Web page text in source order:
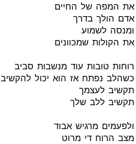
את המפה של החיים
אדם הולך בדרך
ומנסה לשמוע
את הקולות שמכוונים
רוחות טובות עוד מנשבות סביב
כשהלב נפתח אז הוא יכול להקשיב
תקשיב לעצמך
תקשיב ללב שלך
ולפעמים מרגיש אבוד
מצב הרוח די מרוט